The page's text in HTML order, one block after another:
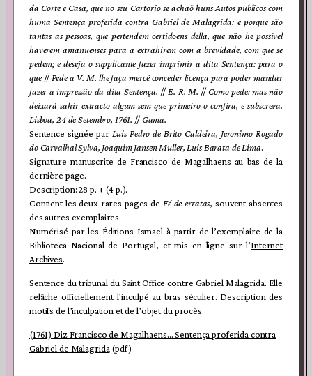
da Corte e Casa, que no seu Cartorio se achaõ huns Autos publicos com
huma Sentença proferida contra Gabriel de Malagrida: e porque são
tantas as pessoas, que pertendem certidoens della, que não he possivel
haverem amanuenses para a extrahirem com a brevidade, com que se
pedem; e deseja o supplicante fazer imprimir a dita Sentença: para o
que //Pede a V. M. lhe faça mercê conceder licença para poder mandar
fazer a impressão da dita Sentença. //E. R. M. //Como pede: mas não
deixará sahir extracto algum sem que primeiro o confira, e subscreva.
Lisboa, 24 de Setembro, 1761. //Gama.
Sentence signée par Luis Pedro de Brito Caldeira, Jeronimo Rogado
do Carvalhal Sylva, Joaquim Jansen Muller, Luis Barata de Lima.
Signature manuscrite de Francisco de Magalhaens au bas de la
dernière page.
Description: 28 p. + (4 p.).
Contient les deux rares pages de Fé deerratas, souvent absentes
des autres exemplaires.
Numérisé par les Éditions Ismael à partir de l’exemplaire de la
Biblioteca Nacional de Portugal, et mis en ligne sur l’Internet
Archives.
Sentence du tribunal du Saint Office contre Gabriel Malagrida. Elle
relâche officiellement l’inculpé au bras séculier. Description des
motifs de l’inculpation et de l’objet du procès.
(1761) Diz Francisco de Magalhaens… Sentença proferida contra
Gabriel de Malagrida (pdf)